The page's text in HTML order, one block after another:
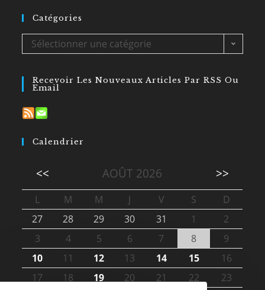
Catégories
Sélectionner une catégorie
Recevoir Les Nouveaux Articles Par RSS Ou
Email
Calendrier
<< AOÛT 2026 >>
L M M J V S
D
27
28 29 30 31 1
2
3
4 5 6 7 8
9
10
11 12 13 14 15
16
17
18 19 20 21 22 23